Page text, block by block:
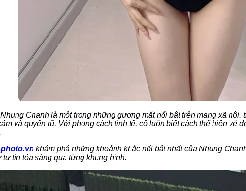
Chanh là một trong những gương mặt nổi bật trên mạng xã
và quyến rũ. Với phong cách tinh tế, cô luôn biết cách thể hiện vẻ
khám phá những khoảnh khắc nổi bật nhất của Nhung
tự tin tỏa sáng qua từng khung hình.